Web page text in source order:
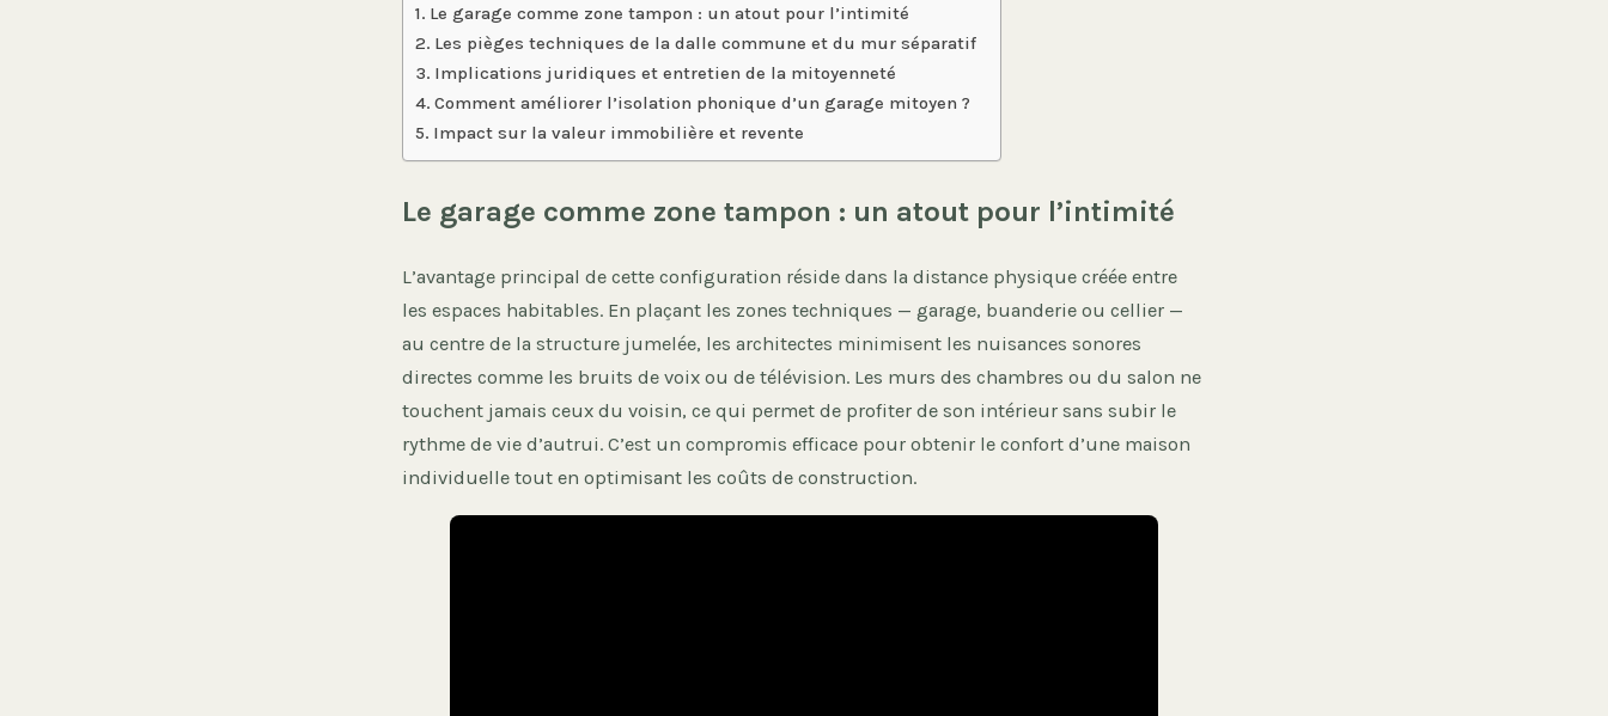
Le garage comme zone tampon : un atout pour l’intimité
Les pièges techniques de la dalle commune et du mur séparatif
Implications juridiques et entretien de la mitoyenneté
Comment améliorer l’isolation phonique d’un garage mitoyen ?
Impact sur la valeur immobilière et revente
Le garage comme zone tampon : un atout pour l’intimité
L’avantage principal de cette configuration réside dans la distance physique créée entre
les espaces habitables. En plaçant les zones techniques — garage, buanderie ou cellier —
au centre de la structure jumelée, les architectes minimisent les nuisances sonores
directes comme les bruits de voix ou de télévision. Les murs des chambres ou du salon ne
touchent jamais ceux du voisin, ce qui permet de profiter de son intérieur sans subir le
rythme de vie d’autrui. C’est un compromis efficace pour obtenir le confort d’une maison
individuelle tout en optimisant les coûts de construction.